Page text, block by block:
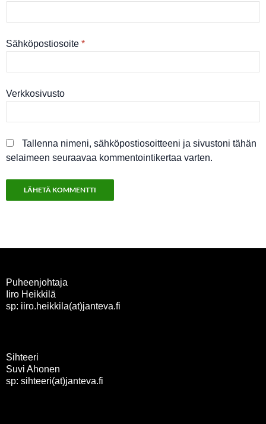
Sähköpostiosoite *
Verkkosivusto
Tallenna nimeni, sähköpostiosoitteeni ja sivustoni tähän
selaimeen seuraavaa kommentointikertaa varten.
Puheenjohtaja
Iiro Heikkilä
sp: iiro.heikkila(at)janteva.fi
Sihteeri
Suvi Ahonen
sp: sihteeri(at)janteva.fi